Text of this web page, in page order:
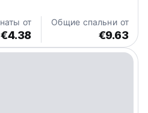
от
€4.38
Общие спальни от
€9.63